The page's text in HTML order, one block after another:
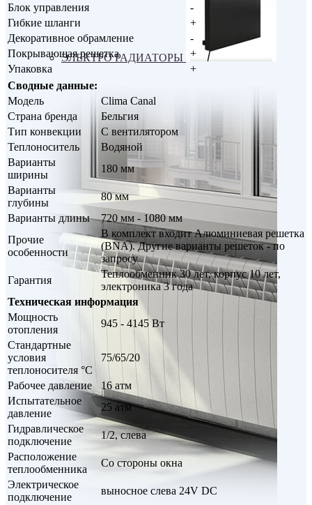
ЭЛЕКТРО РАДИАТОРЫ
Блок управления
-
Гибкие шланги
+
Декоративное обрамление
-
Покрывающая решетка
+
Упаковка
+
Сводные данные:
Модель
Clima Canal
Страна бренда
Бельгия
Тип конвекции
С вентилятором
Теплоноситель
Водяной
Варианты
ширины
180 мм
Варианты
глубины
80 мм
Варианты длины
720 мм - 1080 мм
Прочие
особенности
В комплект входит Алюминиевая решетка
(BNA). Другие варианты решеток - по
запросу
Гарантия
Теплообменник 30 лет, корпус 10 лет,
электроника 3 года
Техническая информация
Мощность
отопления
945 - 4145 Вт
Стандартные
условия
теплоносителя °С
75/65/20
Рабочее давление
16 атм
Испытательное
давление
25 атм
Гидравлическое
подключение
1/2, слева
Расположение
теплообменника
Со стороны окна
Электрическое
подключение
выносное слева 24V DC